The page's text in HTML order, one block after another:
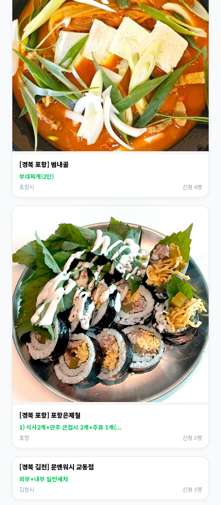
[경북 포항] 범내골
부대찌개(2인)
포항시 신청 4명
[경북 포항] 포항은제철
1) 식사2개+안주 큰접시 2개+주류 1개(...
포항 신청 3명
[경북 김천] 문앤워시 교동점
외부+내부 일반세차
김천시 신청 3명